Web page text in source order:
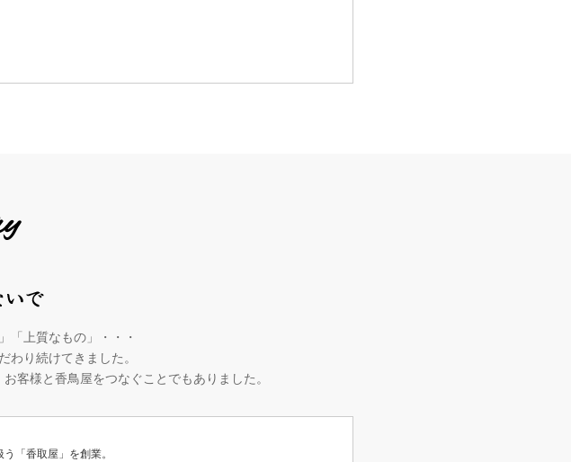
「上質なもの」・・・
わり続けてきました。
客様と香鳥屋をつなぐことでもありました。
「香取屋」を創業。